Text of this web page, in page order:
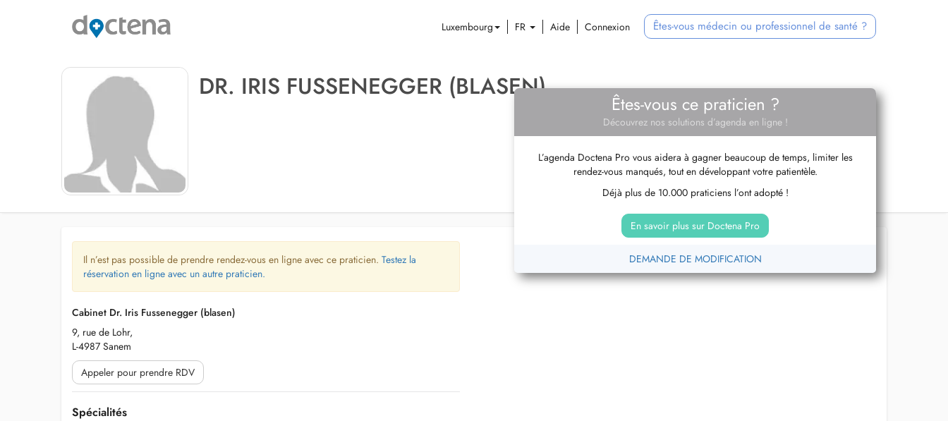
Luxembourg FR Aide Connexion Êtes-vous médecin ou professionnel de santé ?
DR. IRIS FUSSENEGGER (BLASEN)
Êtes-vous ce praticien ?
Découvrez nos solutions d’agenda en ligne !
L’agenda Doctena Pro vous aidera à gagner beaucoup de temps, limiter les
rendez-vous manqués, tout en développant votre patientèle.
Déjà plus de 10.000 praticiens l’ont adopté !
En savoir plus sur Doctena Pro
DEMANDE DE MODIFICATION
Il n’est pas possible de prendre rendez-vous en ligne avec ce praticien. Testez la
réservation en ligne avec un autre praticien.
Cabinet Dr. Iris Fussenegger (blasen)
9, rue de Lohr,
L-4987 Sanem
Appeler pour prendre RDV
Spécialités